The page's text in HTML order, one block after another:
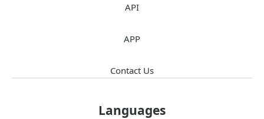
API
APP
Contact Us
Languages